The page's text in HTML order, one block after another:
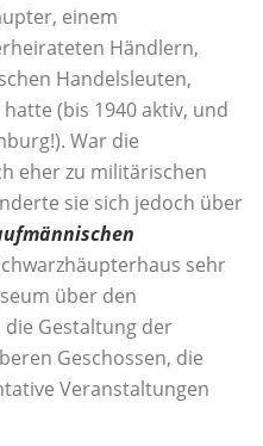
einem
Händlern,
Handelsleuten,
(bis 1940 aktiv, und
War die
eher zu militärischen
sie sich jedoch über
sehr
über den
die Gestaltung der
Geschossen, die
Veranstaltungen